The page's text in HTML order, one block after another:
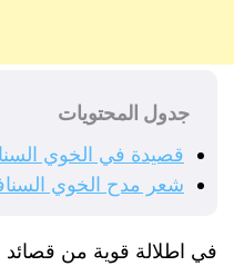
جدول المحتويات
قصيدة في الخوي
شعر مدح الخوي
في اطلالة قوية من قصائد